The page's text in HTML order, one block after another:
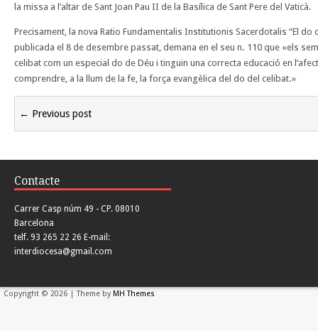
la missa a l’altar de Sant Joan Pau II de la Basílica de Sant Pere del Vaticà.
Precisament, la nova Ratio Fundamentalis Institutionis Sacerdotalis “El do
publicada el 8 de desembre passat, demana en el seu n. 110 que «els
celibat com un especial do de Déu i tinguin una correcta educació en
comprendre, a la llum de la fe, la força evangèlica del do del celibat.»
← Previous post
Contacte
Carrer Casp núm 49 - CP. 08010
Barcelona
telf. 93 265 22 26 E-mail:
interdiocesa@gmail.com
Copyright © 2026 | Theme by MH Themes